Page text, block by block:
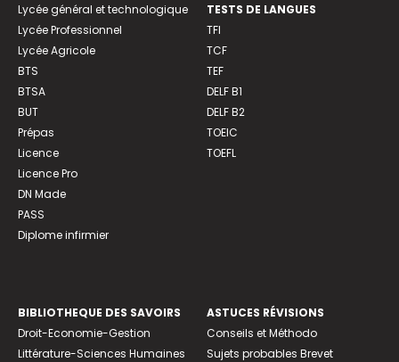
Lycée général et technologique
Lycée Professionnel
Lycée Agricole
BTS
BTSA
BUT
Prépas
Licence
Licence Pro
DN Made
PASS
Diplome infirmier
TESTS DE LANGUES
TFI
TCF
TEF
DELF B1
DELF B2
TOEIC
TOEFL
BIBLIOTHEQUE DES SAVOIRS
Droit-Economie-Gestion
Littérature-Sciences Humaines
ASTUCES RÉVISIONS
Conseils et Méthodo
Sujets probables Brevet